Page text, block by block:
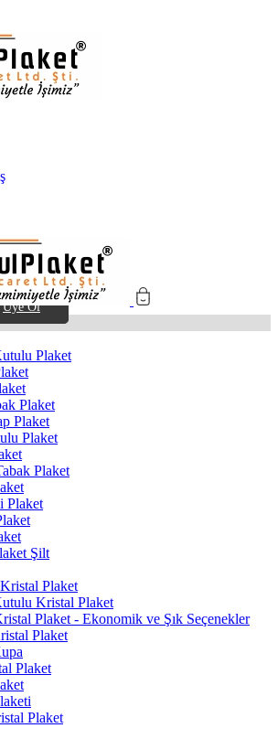
Üye Ol
Plaket
Plaket
Plaket
Plaket
Plaket
Plaket
Şilt
Plaket
Kristal Plaket
Plaket - Ekonomik ve Şık Seçenekler
Plaket
Plaket
Plaket